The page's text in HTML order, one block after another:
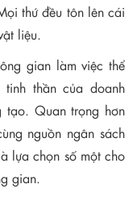
thứ đều tôn lên cái
liệu.
gian làm việc thể
thần của doanh
tạo. Quan trọng hơn
nguồn ngân sách
lựa chọn số một cho
gian.